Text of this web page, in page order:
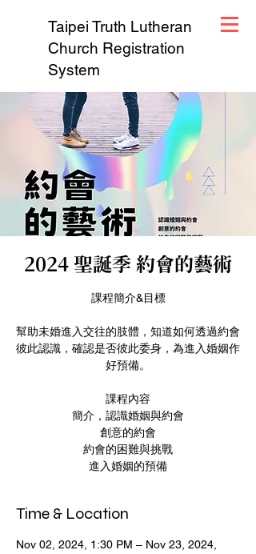
Taipei Truth Lutheran
Church Registration
System
2024 聖誕季 約會的藝術
課程簡介&目標
幫助未婚進入交往的肢體，知道如何透過約會
彼此認識，確認是否彼此委身，為進入婚姻作
好預備。
課程內容
簡介，認識婚姻與約會
創意的約會
約會的困難與挑戰
進入婚姻的預備
Time & Location
Nov 02, 2024, 1:30 PM – Nov 23, 2024,